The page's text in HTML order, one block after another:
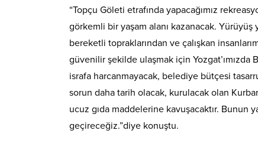
“Topçu Göleti etrafında yapacağımız
görkemli bir yaşam alanı kazanacak. Yürüyüş
bereketli topraklarından ve çalışkan
güvenilir şekilde ulaşmak için Yozgat’ımızda
israfa harcanmayacak, belediye bütçesi
sorun daha tarih olacak, kurulacak olan
ucuz gıda maddelerine kavuşacaktır.
geçireceğiz.”diye konuştu.